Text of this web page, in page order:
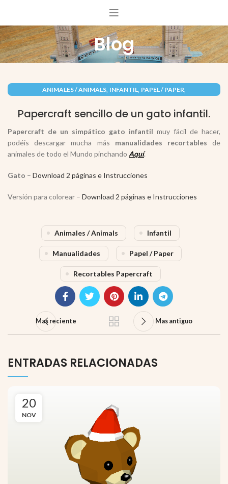
Blog
ANIMALES / ANIMALS, INFANTIL, PAPEL / PAPER,
Papercraft sencillo de un gato infantil.
Papercraft de un simpático gato infantil muy fácil de hacer,
podéis descargar mucha más manualidades recortables de
animales de todo el Mundo pinchando Aquí.
Gato – Download 2 páginas e Instrucciones
Versión para colorear – Download 2 páginas e Instrucciones
Animales / Animals Infantil
Manualidades Papel / Paper
Recortables Papercraft
Mas reciente Mas antiguo
ENTRADAS RELACIONADAS
20
NOV